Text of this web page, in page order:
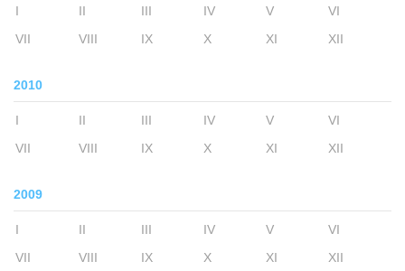
I II III IV V
VI
VII
VIII IX X XI XII
2010
I II III IV V
VI
VII
VIII IX X XI XII
2009
I II III IV V
VI
VII
VIII IX X XI XII